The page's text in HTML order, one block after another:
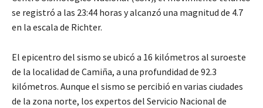
se registró a las 23:44 horas y alcanzó una magnitud de 4.7
en la escala de Richter.
El epicentro del sismo se ubicó a 16 kilómetros al suroeste
de la localidad de Camiña, a una profundidad de 92.3
kilómetros. Aunque el sismo se percibió en varias ciudades
de la zona norte, los expertos del Servicio Nacional de